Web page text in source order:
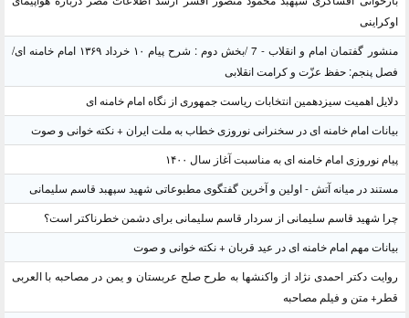
اوکراینی
منشور گفتمان امام و انقلاب - 7 /بخش دوم : شرح پیام ۱۰ خرداد ۱۳۶۹ امام خامنه ای/
فصل پنجم: حفظ عزّت و کرامت انقلابی
دلایل اهمیت سیزدهمین انتخابات ریاست جمهوری از نگاه امام خامنه ای
بیانات امام خامنه ای در سخنرانی نوروزی خطاب به ملت ایران + نکته خوانی و صوت
پیام نوروزی امام خامنه ای به مناسبت آغاز سال ۱۴۰۰
مستند در میانه آتش - اولین و آخرین گفتگوی مطبوعاتی شهید سپهبد قاسم سلیمانی
چرا شهید قاسم سلیمانی از سردار قاسم سلیمانی برای دشمن خطرناکتر است؟
بیانات مهم امام خامنه ای در عید قربان + نکته خوانی و صوت
روایت دکتر احمدی نژاد از واکنشها به طرح صلح عربستان و یمن در مصاحبه با العربی
قطر+ متن و فیلم مصاحبه